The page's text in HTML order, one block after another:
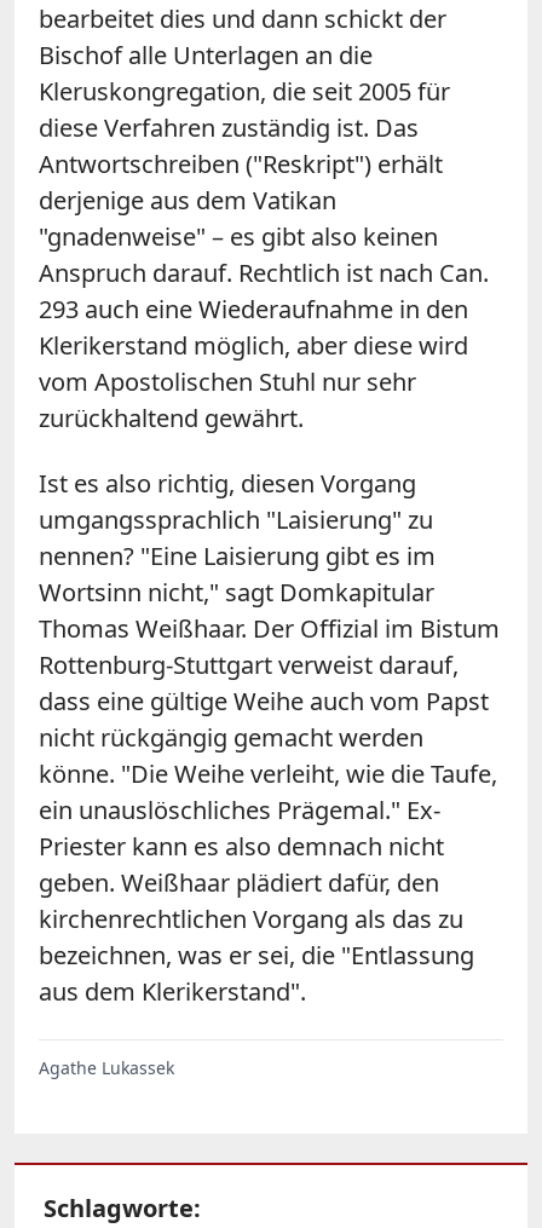
bearbeitet dies und dann schickt der
Bischof alle Unterlagen an die
Kleruskongregation, die seit 2005 für
diese Verfahren zuständig ist. Das
Antwortschreiben ("Reskript") erhält
derjenige aus dem Vatikan
"gnadenweise" – es gibt also keinen
Anspruch darauf. Rechtlich ist nach Can.
293 auch eine Wiederaufnahme in den
Klerikerstand möglich, aber diese wird
vom Apostolischen Stuhl nur sehr
zurückhaltend gewährt.
Ist es also richtig, diesen Vorgang
umgangssprachlich "Laisierung" zu
nennen? "Eine Laisierung gibt es im
Wortsinn nicht," sagt Domkapitular
Thomas Weißhaar. Der Offizial im Bistum
Rottenburg-Stuttgart verweist darauf,
dass eine gültige Weihe auch vom Papst
nicht rückgängig gemacht werden
könne. "Die Weihe verleiht, wie die Taufe,
ein unauslöschliches Prägemal." Ex-
Priester kann es also demnach nicht
geben. Weißhaar plädiert dafür, den
kirchenrechtlichen Vorgang als das zu
bezeichnen, was er sei, die "Entlassung
aus dem Klerikerstand".
Agathe Lukassek
Schlagworte: